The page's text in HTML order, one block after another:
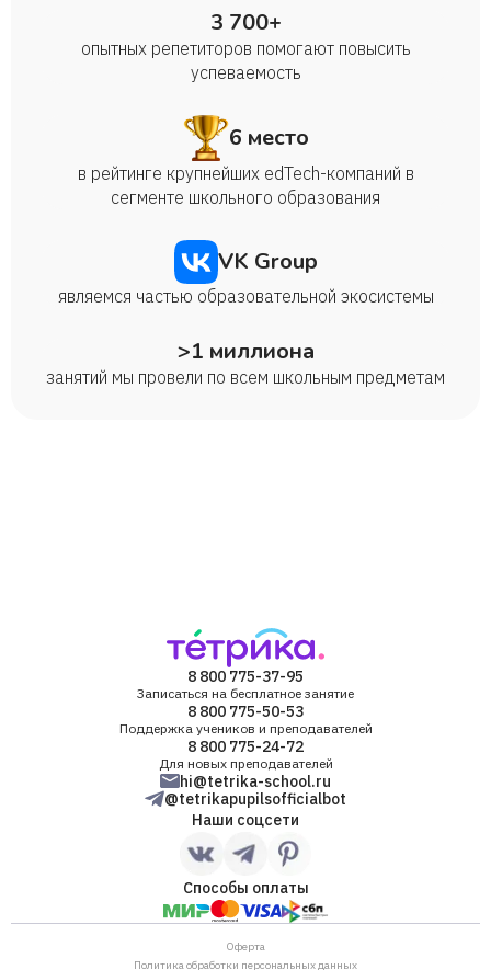
3 700+
опытных репетиторов помогают повысить
успеваемость
6 место
в рейтинге крупнейших edTech-компаний в
сегменте школьного образования
VK Group
являемся частью образовательной экосистемы
>1 миллиона
занятий мы провели по всем школьным предметам
8 800 775-37-95
Записаться на бесплатное занятие
8 800 775-50-53
Поддержка учеников и преподавателей
8 800 775-24-72
Для новых преподавателей
hi@tetrika-school.ru
@tetrikapupilsofficialbot
Наши соцсети
Способы оплаты
Оферта
Политика обработки персональных данных